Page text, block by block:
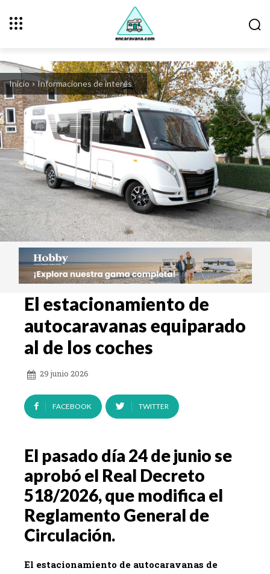
Inicio Informaciones de interés
El estacionamiento de
autocaravanas equiparado
al de los coches
29 junio 2026
FACEBOOK TWITTER
El pasado día 24 de junio se
aprobó el Real Decreto
518/2026, que modifica el
Reglamento General de
Circulación.
El estacionamiento de autocaravanas de